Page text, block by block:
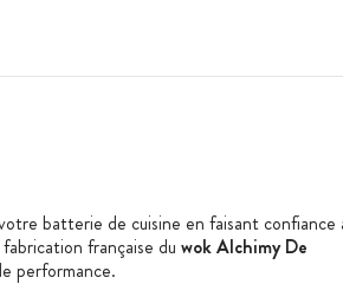
batterie de cuisine en faisant confiance
française du wok Alchimy De
performance.